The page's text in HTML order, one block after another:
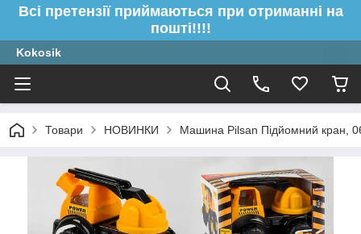
Всі претензії приймаються при отриманні на
пошті!!!!
Kokosik
Товари НОВИНКИ Машина Pilsan Підйомний кран,